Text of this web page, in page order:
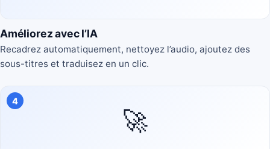
Améliorez avec l’IA
Recadrez automatiquement, nettoyez l’audio, ajoutez des
sous-titres et traduisez en un clic.
🚀
4